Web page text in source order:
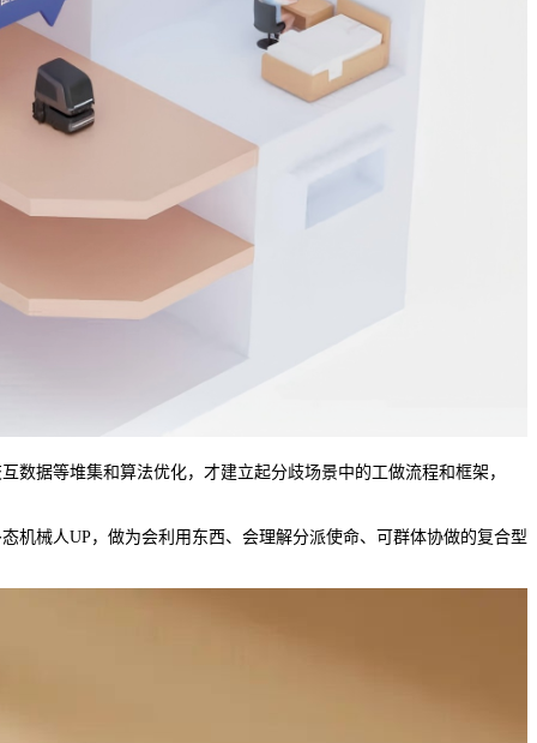
据等堆集和算法优化，才建立起分歧场景中的工做流程和框架，
械人UP，做为会利用东西、会理解分派使命、可群体协做的复合型